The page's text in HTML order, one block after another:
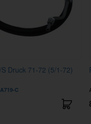
Druck 71-72 (5/1-72)
C